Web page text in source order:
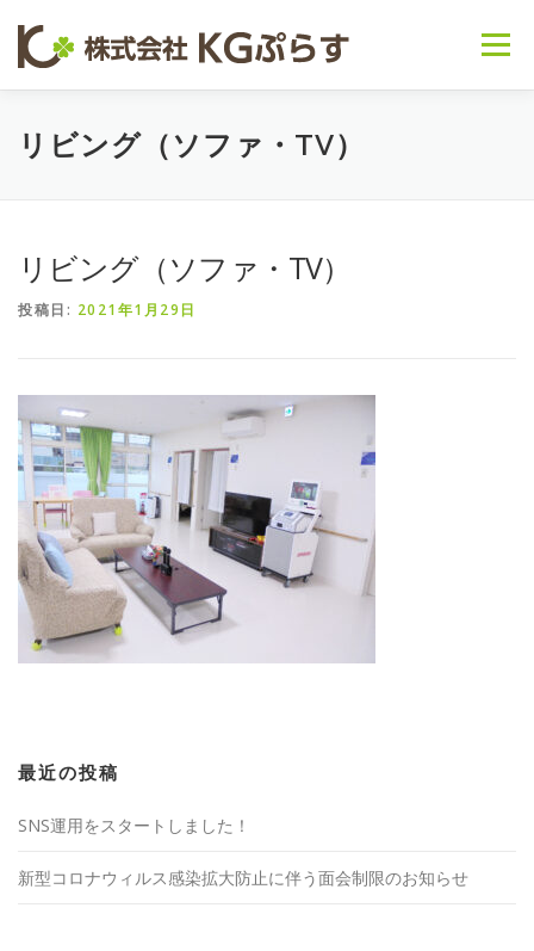
メニュー
会社概要 事業内容 ▽ お知らせ
リビング（ソファ・TV）
リビング（ソファ・TV）
投稿日: 2021年1月29日
最近の投稿
SNS運用をスタートしました！
新型コロナウィルス感染拡大防止に伴う面会制限のお知らせ